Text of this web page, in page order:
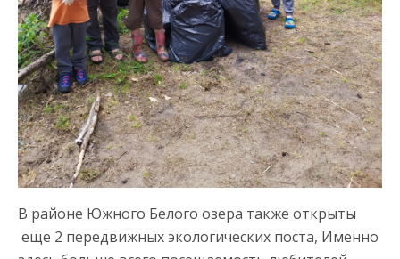
В районе Южного Белого озера также открыты
еще 2 передвижных экологических поста, Именно